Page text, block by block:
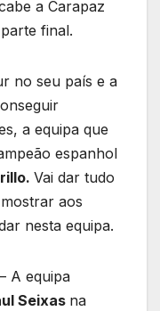
a Carapaz
final.
no seu país e a
a equipa que
espanhol
Vai dar tudo
aos
nesta equipa.
– A equipa
Seixas na